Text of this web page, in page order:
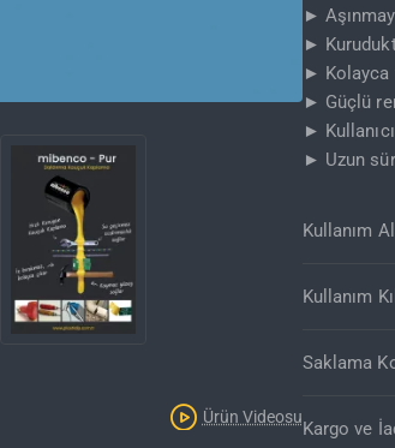
Ürün Videosu
►
►
► Kolayca
► Güçlü
►
► Uzun
Kullanım
Kullanım
Saklama
Kargo ve